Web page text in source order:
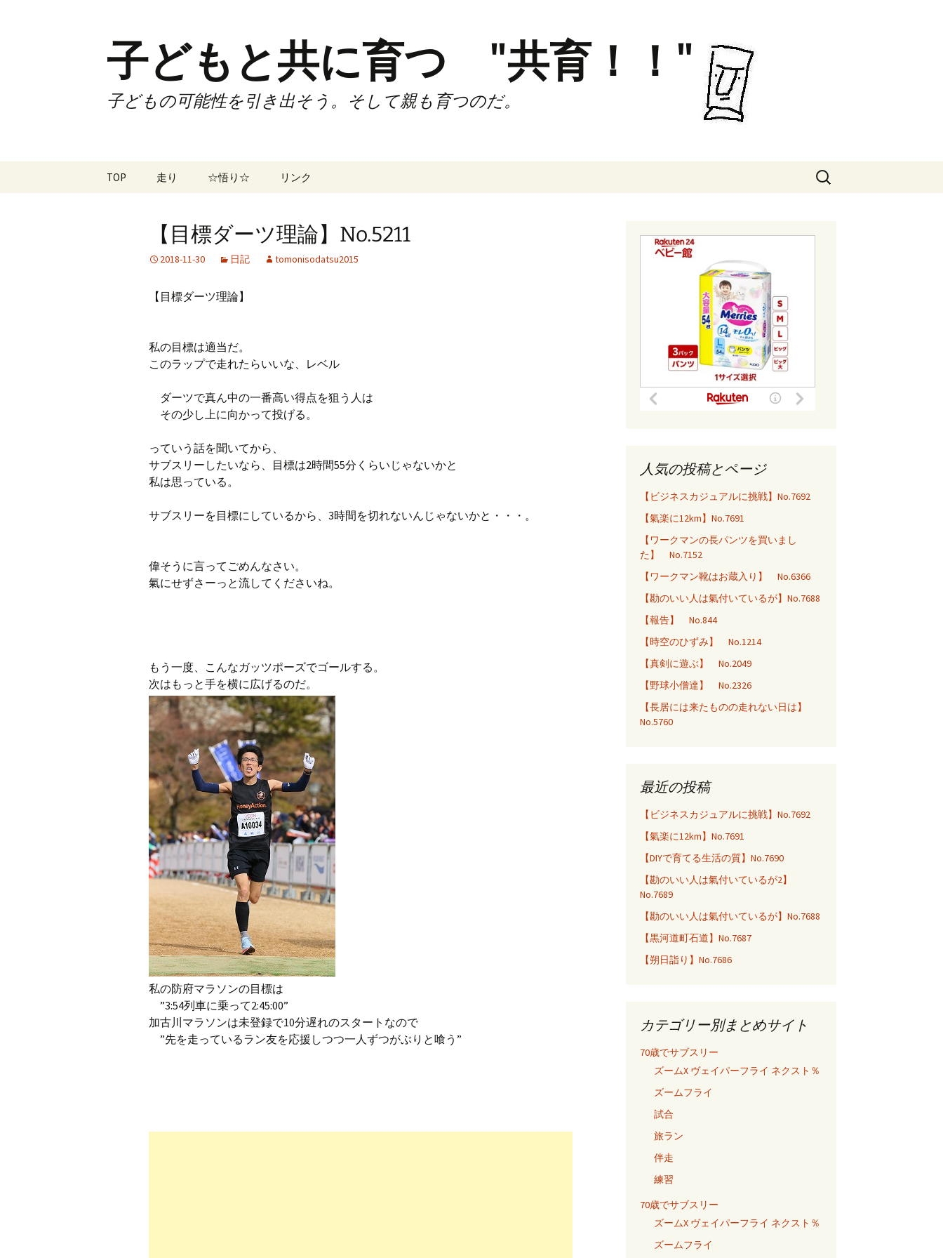
子どもと共に育つ "共育！！"
子どもの可能性を引き出そう。そして親も育つのだ。
TOP 走り
試合
☆悟り☆ リンク
旧ブログ(楽天日誌)
検
索:
【目標ダーツ理論】No.5211
2018-11-30 日記 tomonisodatsu2015
【目標ダーツ理論】
私の目標は適当だ。
このラップで走れたらいいな、レベル
ダーツで真ん中の一番高い得点を狙う人は
その少し上に向かって投げる。
っていう話を聞いてから、
サブスリーしたいなら、目標は2時間55分くらいじゃないかと
私は思っている。
サブスリーを目標にしているから、3時間を切れないんじゃないかと・・・。
偉そうに言ってごめんなさい。
氣にせずさーっと流してくださいね。
もう一度、こんなガッツポーズでゴールする。
次はもっと手を横に広げるのだ。
私の防府マラソンの目標は
”3:54列車に乗って2:45:00”
加古川マラソンは未登録で10分遅れのスタートなので
”先を走っているラン友を応援しつつ一人ずつがぶりと喰う”
人気の投稿とページ
【ビジネスカジュアルに挑戦】No.7692
【氣楽に12km】No.7691
【ワークマンの長パンツを買いまし
た】 No.7152
【ワークマン靴はお蔵入り】 No.6366
【勘のいい人は氣付いているが】No.7688
【報告】 No.844
【時空のひずみ】 No.1214
【真剣に遊ぶ】 No.2049
【野球小僧達】 No.2326
【長居には来たものの走れない日は】
No.5760
最近の投稿
【ビジネスカジュアルに挑戦】No.7692
【氣楽に12km】No.7691
【DIYで育てる生活の質】No.7690
【勘のいい人は氣付いているが2】
No.7689
【勘のいい人は氣付いているが】No.7688
【黒河道町石道】No.7687
【朔日詣り】No.7686
カテゴリー別まとめサイト
70歳でサブスリー
ズームX ヴェイパーフライ ネクスト％
ズームフライ
試合
旅ラン
伴走
練習
70歳でサブスリー
ズームX ヴェイパーフライ ネクスト％
ズームフライ